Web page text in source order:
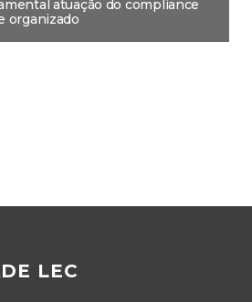
atuação do compliance
organizado
LEC